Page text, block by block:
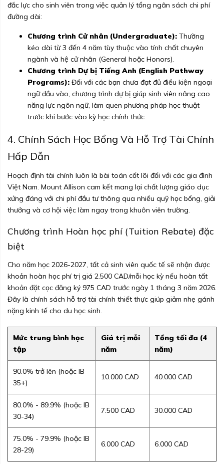
đắc lực cho sinh viên trong việc quản lý tổng ngân sách chi phí
đường dài:
Chương trình Cử nhân (Undergraduate): Thường
kéo dài từ 3 đến 4 năm tùy thuộc vào tính chất chuyên
ngành và hệ cử nhân (General hoặc Honors).
Chương trình Dự bị Tiếng Anh (English Pathway
Programs): Đối với các bạn chưa đạt đủ điều kiện ngoại
ngữ đầu vào, chương trình dự bị giúp sinh viên nâng cao
năng lực ngôn ngữ, làm quen phương pháp học thuật
trước khi bước vào kỳ học chính thức.
4. Chính Sách Học Bổng Và Hỗ Trợ Tài Chính
Hấp Dẫn
Hoạch định tài chính luôn là bài toán cốt lõi đối với các gia đình
Việt Nam. Mount Allison cam kết mang lại chất lượng giáo dục
xứng đáng với chi phí đầu tư thông qua nhiều quỹ học bổng, giải
thưởng và cơ hội việc làm ngay trong khuôn viên trường.
Chương trình Hoàn học phí (Tuition Rebate) đặc
biệt
Cho năm học 2026-2027, tất cả sinh viên quốc tế sẽ nhận được
khoản hoàn học phí trị giá 2.500 CAD/mỗi học kỳ nếu hoàn tất
khoản đặt cọc đăng ký 975 CAD trước ngày 1 tháng 3 năm 2026.
Đây là chính sách hỗ trợ tài chính thiết thực giúp giảm nhẹ gánh
nặng kinh tế cho du học sinh.
Mức trung bình học
tập
Giá trị mỗi
năm
Tổng tối đa (4
năm)
90.0% trở lên (hoặc IB
35+)
10.000 CAD 40.000 CAD
80.0% - 89.9% (hoặc IB
30-34)
7.500 CAD 30.000 CAD
75.0% - 79.9% (hoặc IB
28-29)
6.000 CAD 6.000 CAD